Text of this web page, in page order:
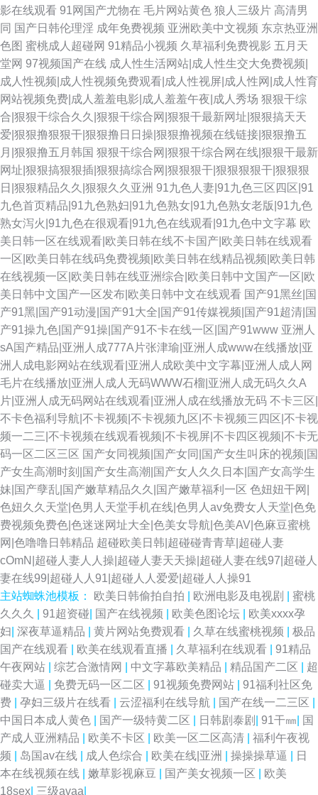
影在线观看 91网国产尤物在 毛片网站黄色 狼人三级片 高清男
同 国产日韩伦理淫 成年免费视频 亚洲欧美中文视频 东京热亚洲
色图 蜜桃成人超碰网 91精品小视频 久草福利免费视影 五月天
堂网 97视频国产在线 成人性生活网站|成人性生交大免费视频|
成人性视频|成人性视频免费观看|成人性视屏|成人性网|成人性育
网站视频免费|成人羞羞电影|成人羞羞午夜|成人秀场 狠狠干综
合|狠狠干综合久久|狠狠干综合网|狠狠干最新网址|狠狠搞天天
爱|狠狠撸狠狠干|狠狠撸日日操|狠狠撸视频在线链接|狠狠撸五
月|狠狠撸五月韩国 狠狠干综合网|狠狠干综合网在线|狠狠干最新
网址|狠狠搞狠狠插|狠狠搞综合网|狠狠狠干|狠狠狠狠干|狠狠狠
日|狠狠精品久久|狠狠久久亚洲 91九色人妻|91九色三区四区|91
九色首页精品|91九色熟妇|91九色熟女|91九色熟女老版|91九色
熟女泻火|91九色在很观看|91九色在线观看|91九色中文字幕 欧
美日韩一区在线观看|欧美日韩在线不卡国产|欧美日韩在线观看
一区|欧美日韩在线码免费视频|欧美日韩在线精品视频|欧美日韩
在线视频一区|欧美日韩在线亚洲综合|欧美日韩中文国产一区|欧
美日韩中文国产一区发布|欧美日韩中文在线观看 国产91黑丝|国
产91黑|国产91动漫|国产91大全|国产91传媒视频|国产91超清|国
产91操九色|国产91操|国产91不卡在线一区|国产91www 亚洲人
sA国产精品|亚洲人成777A片张津瑜|亚洲人成www在线播放|亚
洲人成电影网站在线观看|亚洲人成欧美中文字幕|亚洲人成人网
毛片在线播放|亚洲人成人无码WWW石榴|亚洲人成无码久久A
片|亚洲人成无码网站在线观看|亚洲人成在线播放无码 不卡三区|
不卡色福利导航|不卡视频|不卡视频九区|不卡视频三四区|不卡视
频一二三|不卡视频在线观看视频|不卡视屏|不卡四区视频|不卡无
码一区二区三区 国产女同视频|国产女同|国产女生叫床的视频|国
产女生高潮时刻|国产女生高潮|国产女人久久日本|国产女高学生
妹|国产孽乱|国产嫩草精品久久|国产嫩草福利一区 色妞妞干网|
色妞久久天堂|色男人天堂手机在线|色男人av免费女人天堂|色免
费视频免费色|色迷迷网址大全|色美女导航|色美AV|色麻豆蜜桃
网|色噜噜日韩精品 超碰欧美日韩|超碰碰青青草|超碰人妻
cOmN|超碰人妻人人操|超碰人妻天天操|超碰人妻在线97|超碰人
妻在线99|超碰人人91|超碰人人爱爱|超碰人人操91
主站蜘蛛池模板： 欧美日韩偷拍自拍 欧洲电影及电视剧
蜜桃
久久久
91超资碰 国产在线视频 欧美色图论坛
欧美xxxx孕
妇 深夜草逼精品 黄片网站免费观看 久草在线蜜桃视频
极品
国产在线观看
欧美在线观看直播 久草福利在线观看
91精品
午夜网站
综艺合激情网 中文字幕欧美精品 精品国产二区
超
碰卖大逼
免费无码一区二区 91视频免费网站
91福利社区免
费
孕妇三级片在线看 云涩福利在线导航 国产在线一二三区
中国日本成人黄色
国产一级特黄二区 日韩剧泰剧 91干㎜
国
产成人亚洲精品
欧美不卡区 欧美一区二区高清
福利午夜视
频
岛国av在线 成人色综合 欧美在线|亚洲 操操操草逼
日
本在线视频在线
嫩草影视麻豆 国产美女视频一区
欧美
18sex 三级avaa